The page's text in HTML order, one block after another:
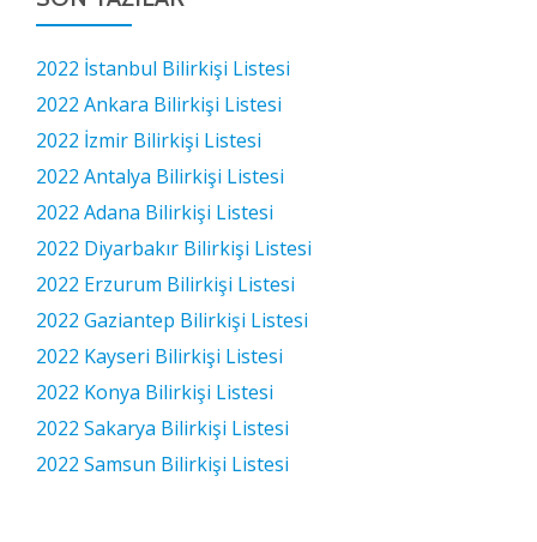
2022 İstanbul Bilirkişi Listesi
2022 Ankara Bilirkişi Listesi
2022 İzmir Bilirkişi Listesi
2022 Antalya Bilirkişi Listesi
2022 Adana Bilirkişi Listesi
2022 Diyarbakır Bilirkişi Listesi
2022 Erzurum Bilirkişi Listesi
2022 Gaziantep Bilirkişi Listesi
2022 Kayseri Bilirkişi Listesi
2022 Konya Bilirkişi Listesi
2022 Sakarya Bilirkişi Listesi
2022 Samsun Bilirkişi Listesi